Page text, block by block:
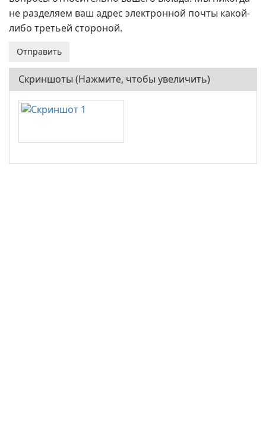
не разделяем ваш адрес электронной почты какой-
либо третьей стороной.
Скриншоты (Нажмите, чтобы увеличить)